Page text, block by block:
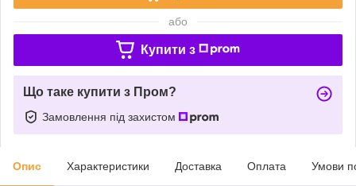
або
Купити з
Що таке купити з Пром?
Замовлення під захистом
Опис Характеристики Доставка Оплата Умови